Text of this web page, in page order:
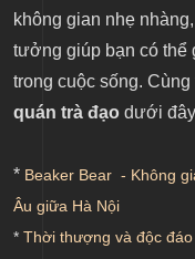
không gian nhẹ
tưởng giúp bạn có thể
trong cuộc sống.
quán trà đạo dưới
* Beaker Bear - Không
Âu giữa Hà Nội
* Thời thượng và độc